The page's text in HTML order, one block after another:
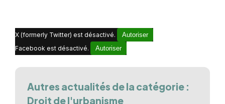
X (formerly Twitter) est désactivé.
Autoriser
Facebook est désactivé.
Autoriser
Autres actualités de la catégorie :
Droit de l'urbanisme